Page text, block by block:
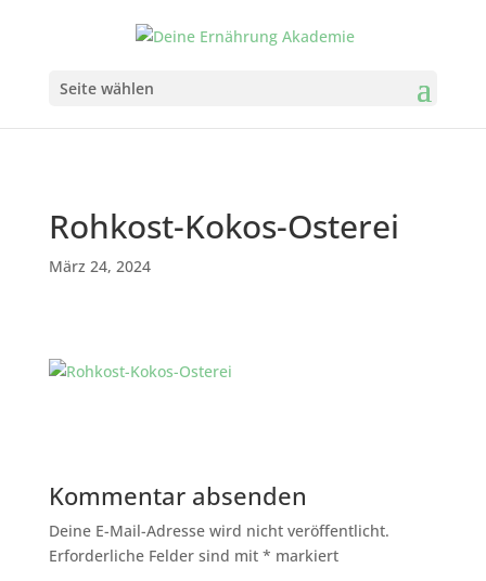
Seite wählen
Rohkost-Kokos-Osterei
März 24, 2024
Kommentar absenden
Deine E-Mail-Adresse wird nicht veröffentlicht.
Erforderliche Felder sind mit * markiert